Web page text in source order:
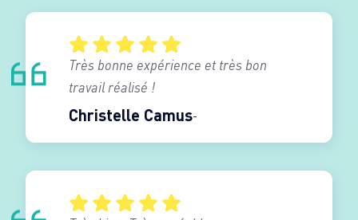
Christelle Camus
Très bonne expérience et très bon
travail réalisé !